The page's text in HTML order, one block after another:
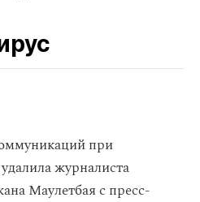
при
журналиста
Маулетбая с пресс-